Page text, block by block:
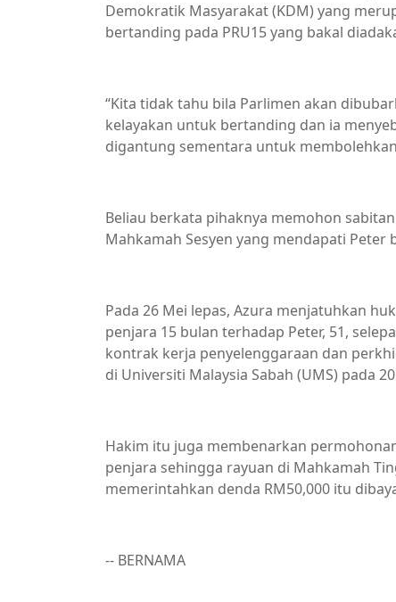
Demokratik Masyarakat (KDM) yang
bertanding pada PRU15 yang bakal
“Kita tidak tahu bila Parlimen akan
kelayakan untuk bertanding dan ia
digantung sementara untuk
Beliau berkata pihaknya memohon
Mahkamah Sesyen yang mendapati
Pada 26 Mei lepas, Azura menjatuhkan
penjara 15 bulan terhadap Peter, 51,
kontrak kerja penyelenggaraan dan
di Universiti Malaysia Sabah (UMS) pada
Hakim itu juga membenarkan
penjara sehingga rayuan di Mahkamah
memerintahkan denda RM50,000 itu
-- BERNAMA